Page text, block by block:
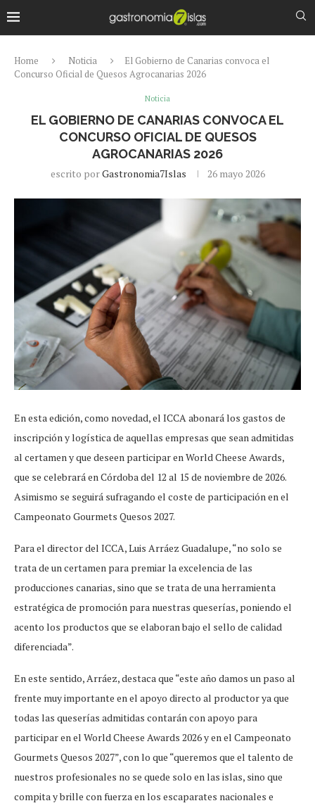
Home Noticia
El Gobierno de Canarias convoca el
Concurso Oficial de Quesos Agrocanarias 2026
Noticia
EL GOBIERNO DE CANARIAS CONVOCA EL
CONCURSO OFICIAL DE QUESOS
AGROCANARIAS 2026
escrito porGastronomia7Islas 26 mayo 2026
En esta edición, como novedad, el ICCA abonará los gastos de
inscripción y logística de aquellas empresas que sean admitidas
al certamen y que deseen participar en World Cheese Awards,
que se celebrará en Córdoba del 12 al 15 de noviembre de 2026.
Asimismo se seguirá sufragando el coste de participación en el
Campeonato Gourmets Quesos 2027.
Para el director del ICCA, Luis Arráez Guadalupe, “no solo se
trata de un certamen para premiar la excelencia de las
producciones canarias, sino que se trata de una herramienta
estratégica de promoción para nuestras queserías, poniendo el
acento los productos que se elaboran bajo el sello de calidad
diferenciada”.
En este sentido, Arráez, destaca que “este año damos un paso al
frente muy importante en el apoyo directo al productor ya que
todas las queserías admitidas contarán con apoyo para
participar en el World Cheese Awards 2026 y en el Campeonato
Gourmets Quesos 2027”, con lo que “queremos que el talento de
nuestros profesionales no se quede solo en las islas, sino que
compita y brille con fuerza en los escaparates nacionales e